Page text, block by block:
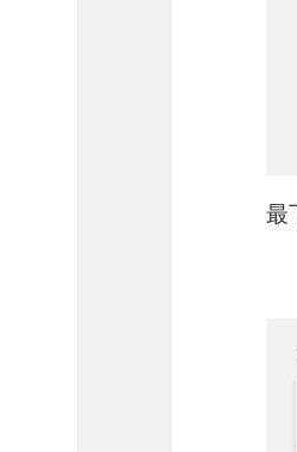
最